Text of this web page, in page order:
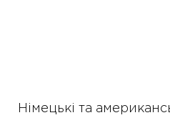
Німецькі та